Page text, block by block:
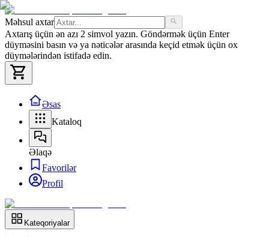
Məhsul axtar
Axtarış üçün ən azı 2 simvol yazın. Göndərmək üçün Enter
düyməsini basın və ya nəticələr arasında keçid etmək üçün ox
düymələrindən istifadə edin.
Əsas
Kataloq
Əlaqə
Favorilər
Profil
Kateqoriyalar